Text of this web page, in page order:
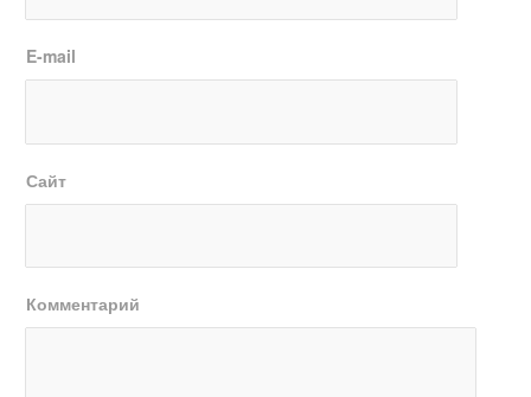
E-mail
Сайт
Комментарий